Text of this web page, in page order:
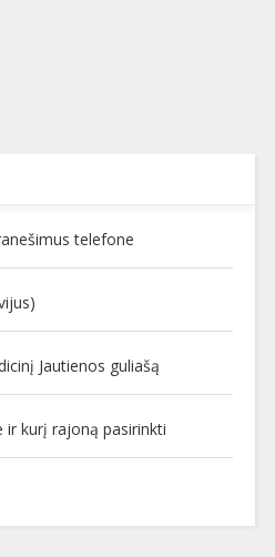
telefone
Jautienos guliašą
ir kurį rajoną pasirinkti